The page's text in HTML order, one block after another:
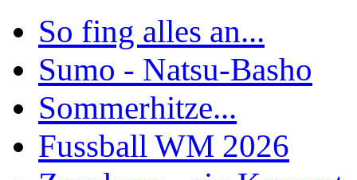
So fing alles an...
Sumo - Natsu-Basho
Sommerhitze...
Fussball WM 2026